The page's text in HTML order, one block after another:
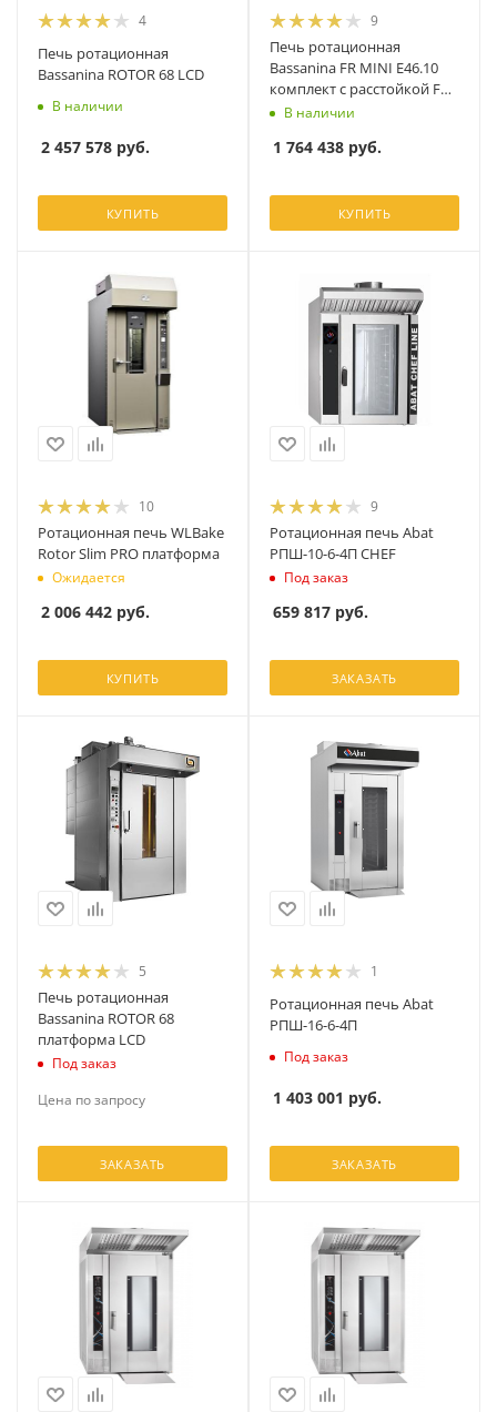
4
Печь ротационная
Bassanina ROTOR 68 LCD
В наличии
2 457 578 руб.
КУПИТЬ
9
Печь ротационная
Bassanina FR MINI E46.10
комплект с расстойкой FR
MINI E46.PR LCD
В наличии
1 764 438 руб.
КУПИТЬ
10
Ротационная печь WLBake
Rotor Slim PRO платформа
Ожидается
2 006 442 руб.
КУПИТЬ
9
Ротационная печь Abat
РПШ-10-6-4П CHEF
Под заказ
659 817 руб.
ЗАКАЗАТЬ
5
Печь ротационная
Bassanina ROTOR 68
платформа LCD
Под заказ
Цена по запросу
ЗАКАЗАТЬ
1
Ротационная печь Abat
РПШ-16-6-4П
Под заказ
1 403 001 руб.
ЗАКАЗАТЬ